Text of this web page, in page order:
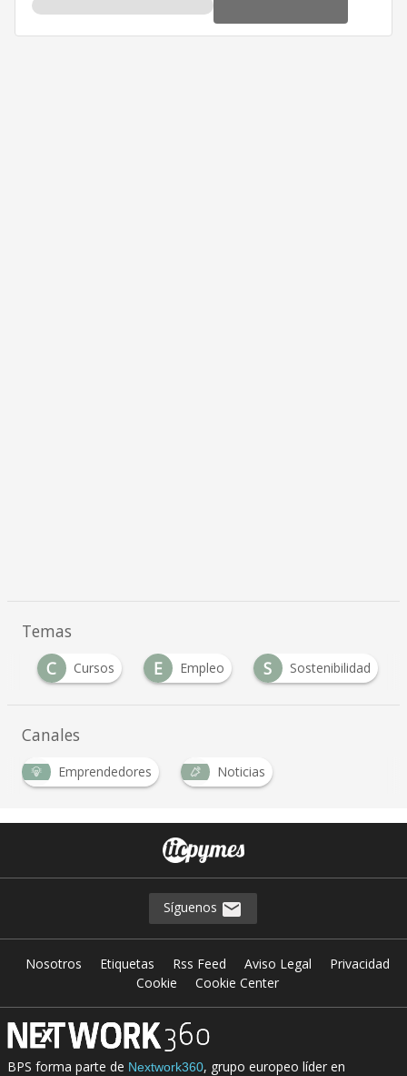
Temas
C Cursos E Empleo S Sostenibilidad
Canales
Emprendedores Noticias
Síguenos
Nosotros Etiquetas Rss Feed Aviso Legal
Privacidad
Cookie
Cookie Center
BPS forma parte de Nextwork360, grupo europeo líder en